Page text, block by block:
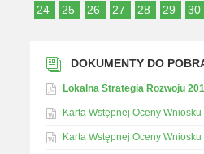
24
25 26 27 28 29 30
DOKUMENTY DO
Lokalna Strategia Rozwoju
Karta Wstępnej Oceny Wniosku
Karta Wstępnej Oceny